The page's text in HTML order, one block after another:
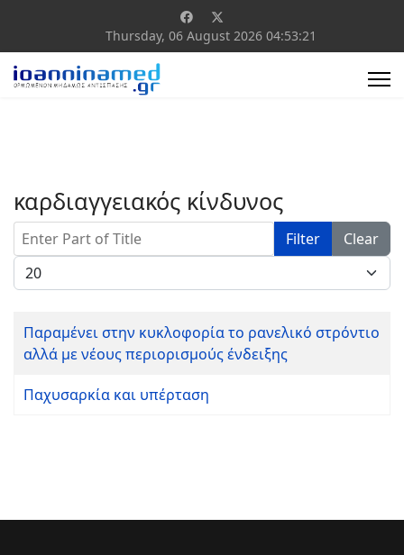
Thursday, 06 August 2026 04:53:21
καρδιαγγειακός κίνδυνος
Enter Part of Title Filter
Clear
Display #
Παραμένει στην κυκλοφορία το ρανελικό στρόντιο
αλλά με νέους περιορισμούς ένδειξης
Παχυσαρκία και υπέρταση